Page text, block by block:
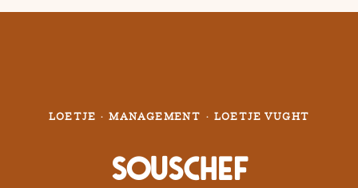
LOETJE · MANAGEMENT · LOETJE VUGHT
Souschef